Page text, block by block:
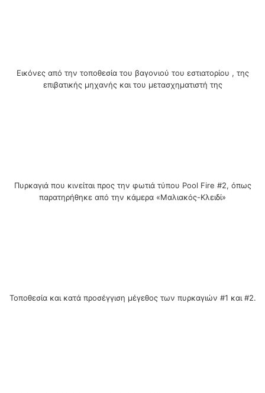
Εικόνες από την τοποθεσία του βαγονιού του εστιατορίου , της
επιβατικής μηχανής και του μετασχηματιστή της
Πυρκαγιά που κινείται προς την φωτιά τύπου Pool Fire #2, όπως
παρατηρήθηκε από την κάμερα «Μαλιακός-Κλειδί»
Τοποθεσία και κατά προσέγγιση μέγεθος των πυρκαγιών #1 και #2.